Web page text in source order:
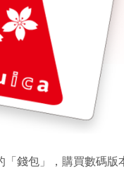
錢包」，購買數碼版